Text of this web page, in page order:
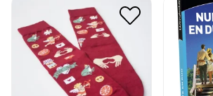
14.00€ 7.00